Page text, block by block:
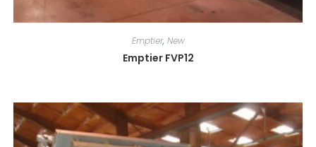
Emptier, New
Emptier FVP12